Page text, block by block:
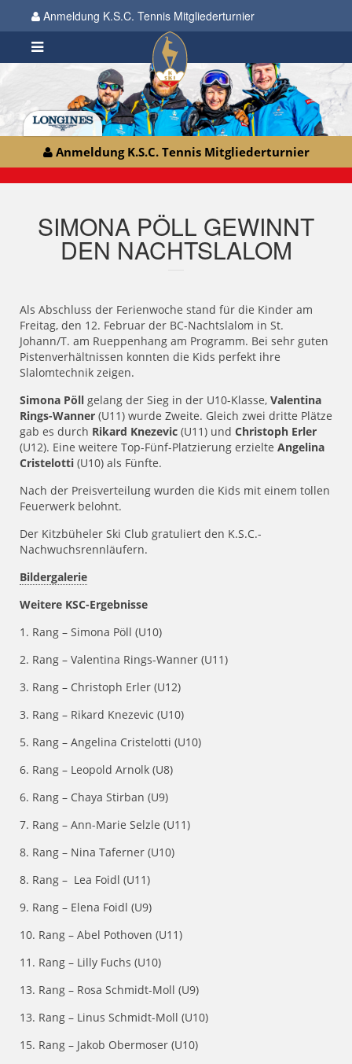
Anmeldung K.S.C. Tennis Mitgliederturnier
Anmeldung K.S.C. Tennis Mitgliederturnier
SIMONA PÖLL GEWINNT
DEN NACHTSLALOM
Als Abschluss der Ferienwoche stand für die Kinder am
Freitag, den 12. Februar der BC-Nachtslalom in St.
Johann/T. am Rueppenhang am Programm. Bei sehr guten
Pistenverhältnissen konnten die Kids perfekt ihre
Slalomtechnik zeigen.
Simona Pöll gelang der Sieg in der U10-Klasse, Valentina
Rings-Wanner (U11) wurde Zweite. Gleich zwei dritte Plätze
gab es durch Rikard Knezevic (U11) und Christoph Erler
(U12). Eine weitere Top-Fünf-Platzierung erzielte Angelina
Cristelotti (U10) als Fünfte.
Nach der Preisverteilung wurden die Kids mit einem tollen
Feuerwerk belohnt.
Der Kitzbüheler Ski Club gratuliert den K.S.C.-
Nachwuchsrennläufern.
Bildergalerie
Weitere KSC-Ergebnisse
1. Rang – Simona Pöll (U10)
2. Rang – Valentina Rings-Wanner (U11)
3. Rang – Christoph Erler (U12)
3. Rang – Rikard Knezevic (U10)
5. Rang – Angelina Cristelotti (U10)
6. Rang – Leopold Arnolk (U8)
6. Rang – Chaya Stirban (U9)
7. Rang – Ann-Marie Selzle (U11)
8. Rang – Nina Taferner (U10)
8. Rang – Lea Foidl (U11)
9. Rang – Elena Foidl (U9)
10. Rang – Abel Pothoven (U11)
11. Rang – Lilly Fuchs (U10)
13. Rang – Rosa Schmidt-Moll (U9)
13. Rang – Linus Schmidt-Moll (U10)
15. Rang – Jakob Obermoser (U10)